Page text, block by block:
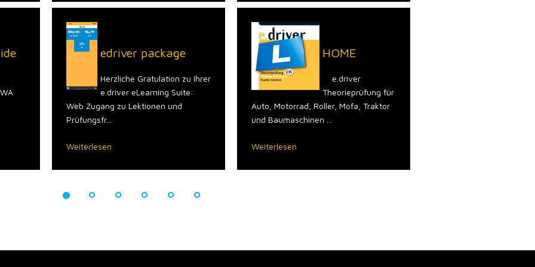
edriver package
Herzliche Gratulation zu Ihrer
e.driver eLearning Suite:
Web Zugang zu Lektionen und
Prüfungsfr...
Weiterlesen
HOME
e.driver
Theorieprüfung für
Auto, Motorrad, Roller, Mofa, Traktor
und Baumaschinen ...
Weiterlesen